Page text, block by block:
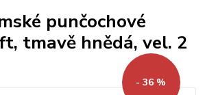
punčochové
tmavě hnědá, vel. 2
- 36 %